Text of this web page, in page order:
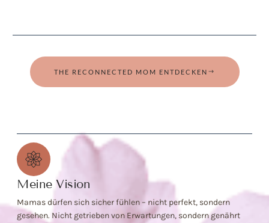
THE RECONNECTED MOM ENTDECKEN
Meine Vision
Mamas dürfen sich sicher fühlen – nicht perfekt, sondern
gesehen. Nicht getrieben von Erwartungen, sondern genährt